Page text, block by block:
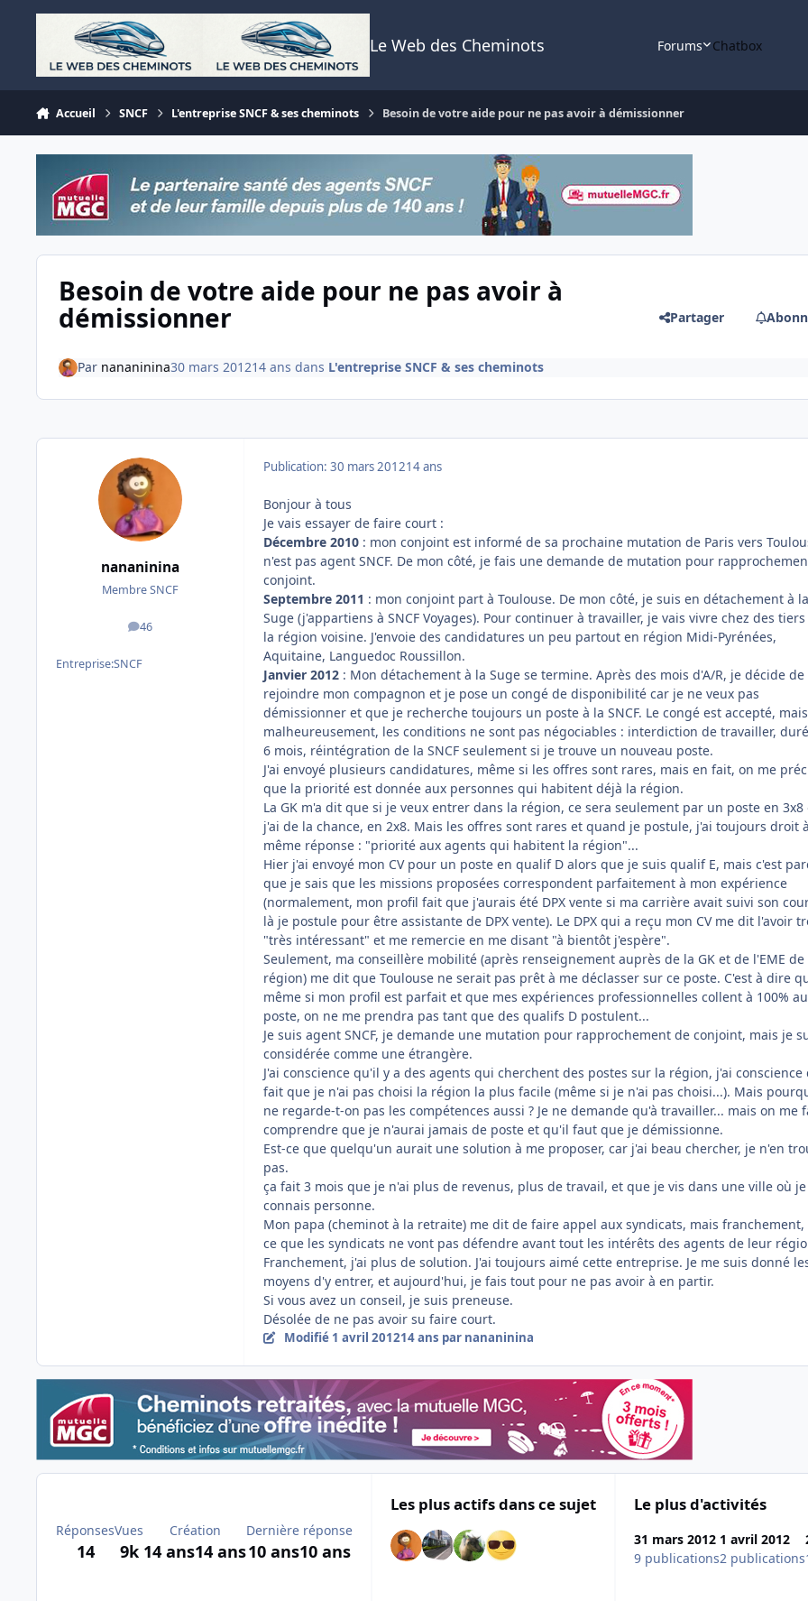
Aller au contenu
Le Web des Cheminots Forums Chatbox
Accueil SNCF L'entreprise SNCF & ses cheminots Besoin de votre aide pour ne pas avoir à démissionner
Besoin de votre aide pour ne pas avoir à
démissionner Partager
Par nananinina30 mars 201214 ans dans L'entreprise SNCF & ses cheminots
nananinina
Membre SNCF
46
messages
Entreprise:SNCF
Publication: 30 mars 201214 ans
Bonjour à tous
Je vais essayer de faire court :
Décembre 2010 : mon conjoint est informé de sa prochaine mutation de Paris vers
n'est pas agent SNCF. De mon côté, je fais une demande de mutation pour
conjoint.
Septembre 2011 : mon conjoint part à Toulouse. De mon côté, je suis en détachement à la
Suge (j'appartiens à SNCF Voyages). Pour continuer à travailler, je vais vivre chez des
la région voisine. J'envoie des candidatures un peu partout en région Midi-Pyrénées,
Aquitaine, Languedoc Roussillon.
Janvier 2012 : Mon détachement à la Suge se termine. Après des mois d'A/R, je décide de
rejoindre mon compagnon et je pose un congé de disponibilité car je ne veux pas
démissionner et que je recherche toujours un poste à la SNCF. Le congé est accepté, mais
malheureusement, les conditions ne sont pas négociables : interdiction de travailler,
6 mois, réintégration de la SNCF seulement si je trouve un nouveau poste.
J'ai envoyé plusieurs candidatures, même si les offres sont rares, mais en fait, on me
que la priorité est donnée aux personnes qui habitent déjà la région.
La GK m'a dit que si je veux entrer dans la région, ce sera seulement par un poste en 3x8
j'ai de la chance, en 2x8. Mais les offres sont rares et quand je postule, j'ai toujours droit
même réponse : "priorité aux agents qui habitent la région"...
Hier j'ai envoyé mon CV pour un poste en qualif D alors que je suis qualif E, mais c'est
que je sais que les missions proposées correspondent parfaitement à mon expérience
(normalement, mon profil fait que j'aurais été DPX vente si ma carrière avait suivi son
là je postule pour être assistante de DPX vente). Le DPX qui a reçu mon CV me dit l'avoir
"très intéressant" et me remercie en me disant "à bientôt j'espère".
Seulement, ma conseillère mobilité (après renseignement auprès de la GK et de l'EME de
région) me dit que Toulouse ne serait pas prêt à me déclasser sur ce poste. C'est à dire
même si mon profil est parfait et que mes expériences professionnelles collent à 100% au
poste, on ne me prendra pas tant que des qualifs D postulent...
Je suis agent SNCF, je demande une mutation pour rapprochement de conjoint, mais je
considérée comme une étrangère.
J'ai conscience qu'il y a des agents qui cherchent des postes sur la région, j'ai conscience
fait que je n'ai pas choisi la région la plus facile (même si je n'ai pas choisi...). Mais
ne regarde-t-on pas les compétences aussi ? Je ne demande qu'à travailler... mais on me
comprendre que je n'aurai jamais de poste et qu'il faut que je démissionne.
Est-ce que quelqu'un aurait une solution à me proposer, car j'ai beau chercher, je n'en
pas.
ça fait 3 mois que je n'ai plus de revenus, plus de travail, et que je vis dans une ville où
connais personne.
Mon papa (cheminot à la retraite) me dit de faire appel aux syndicats, mais franchement,
ce que les syndicats ne vont pas défendre avant tout les intérêts des agents de leur
Franchement, j'ai plus de solution. J'ai toujours aimé cette entreprise. Je me suis donné
moyens d'y entrer, et aujourd'hui, je fais tout pour ne pas avoir à en partir.
Si vous avez un conseil, je suis preneuse.
Désolée de ne pas avoir su faire court.
Modifié 1 avril 201214 ans par nananinina
Réponses
14
Vues
9k
Création
14 ans14 ans
Dernière réponse
10 ans10 ans
Les plus actifs dans ce sujet Le plus d'activités
31 mars 2012
9 publications
1 avril 2012
2 publications